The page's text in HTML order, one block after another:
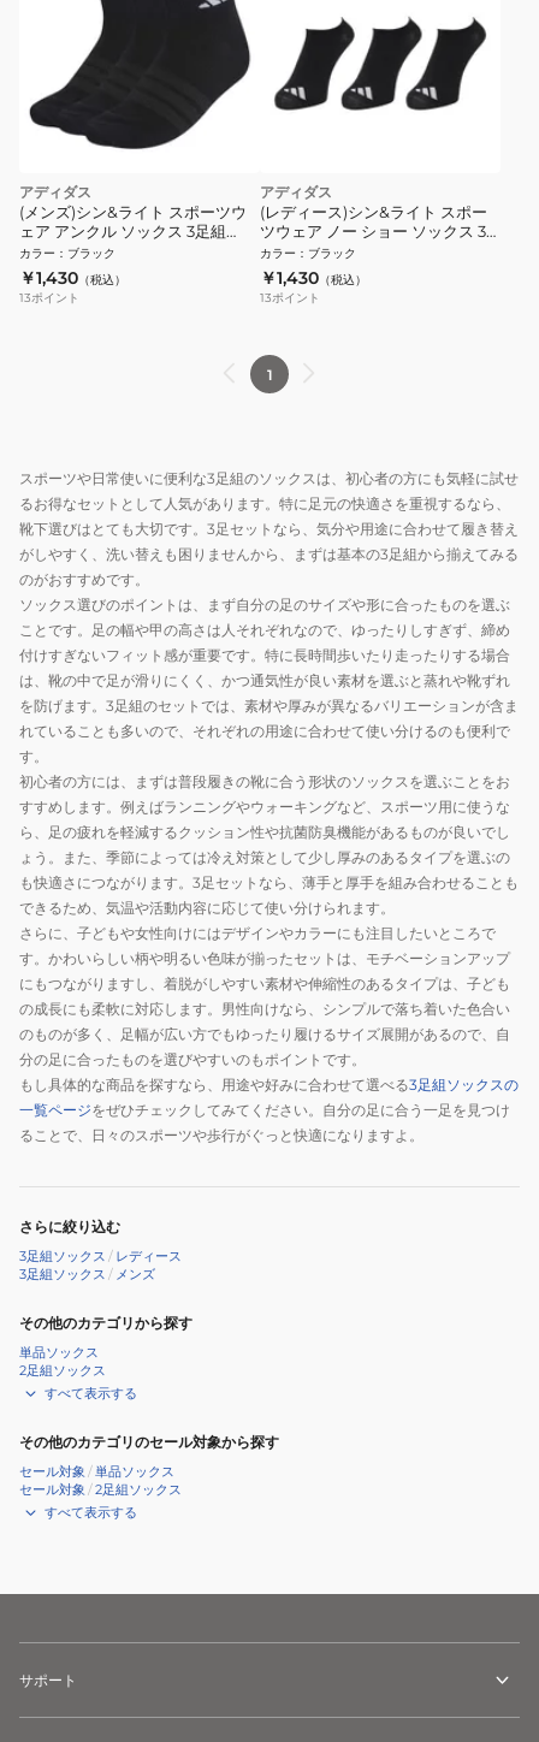
アディダス
(メンズ)シン&ライト スポーツウ
ェア アンクル ソックス 3足組
WH755-KC9613
カラー ： ブラック
￥1,430 （税込）
13ポイント
アディダス
(レディース)シン&ライト スポー
ツウェア ノー ショー ソックス 3
足組 ZL141-KD6719
カラー ： ブラック
￥1,430 （税込）
13ポイント
1
スポーツや日常使いに便利な3足組のソックスは、初心者の方にも気軽に試せ
るお得なセットとして人気があります。特に足元の快適さを重視するなら、
靴下選びはとても大切です。3足セットなら、気分や用途に合わせて履き替え
がしやすく、洗い替えも困りませんから、まずは基本の3足組から揃えてみる
のがおすすめです。
ソックス選びのポイントは、まず自分の足のサイズや形に合ったものを選ぶ
ことです。足の幅や甲の高さは人それぞれなので、ゆったりしすぎず、締め
付けすぎないフィット感が重要です。特に長時間歩いたり走ったりする場合
は、靴の中で足が滑りにくく、かつ通気性が良い素材を選ぶと蒸れや靴ずれ
を防げます。3足組のセットでは、素材や厚みが異なるバリエーションが含ま
れていることも多いので、それぞれの用途に合わせて使い分けるのも便利で
す。
初心者の方には、まずは普段履きの靴に合う形状のソックスを選ぶことをお
すすめします。例えばランニングやウォーキングなど、スポーツ用に使うな
ら、足の疲れを軽減するクッション性や抗菌防臭機能があるものが良いでし
ょう。また、季節によっては冷え対策として少し厚みのあるタイプを選ぶの
も快適さにつながります。3足セットなら、薄手と厚手を組み合わせることも
できるため、気温や活動内容に応じて使い分けられます。
さらに、子どもや女性向けにはデザインやカラーにも注目したいところで
す。かわいらしい柄や明るい色味が揃ったセットは、モチベーションアップ
にもつながりますし、着脱がしやすい素材や伸縮性のあるタイプは、子ども
の成長にも柔軟に対応します。男性向けなら、シンプルで落ち着いた色合い
のものが多く、足幅が広い方でもゆったり履けるサイズ展開があるので、自
分の足に合ったものを選びやすいのもポイントです。
もし具体的な商品を探すなら、用途や好みに合わせて選べる3足組ソックスの
一覧ページをぜひチェックしてみてください。自分の足に合う一足を見つけ
ることで、日々のスポーツや歩行がぐっと快適になりますよ。
さらに絞り込む
3足組ソックス / レディース
3足組ソックス / メンズ
その他のカテゴリから探す
単品ソックス
2足組ソックス
すべて表示する
その他のカテゴリのセール対象から探す
セール対象 /単品ソックス
セール対象 /2足組ソックス
すべて表示する
サポート